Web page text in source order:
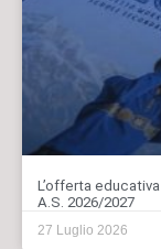
L’offerta
A.S. 2026/2027
27 Luglio 2026